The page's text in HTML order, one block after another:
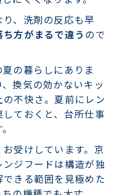
、洗剤の反応も早
方がまるで違う ので
の暮らしにありま
換気の効かないキッ
不快さ。夏前にレン
ておくと、台所仕事
受けしています。京
ジフードは構造が独
きる範囲を見極めた